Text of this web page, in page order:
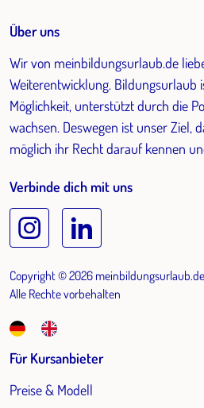
Über uns
Wir von meinbildungsurlaub.de
Weiterentwicklung. Bildungsurlaub
Möglichkeit, unterstützt durch die
wachsen. Deswegen ist unser Ziel,
möglich ihr Recht darauf kennen
Verbinde dich mit uns
Copyright © 2026 meinbildungsurlaub.de
Alle Rechte vorbehalten
Für Kursanbieter
Preise & Modell